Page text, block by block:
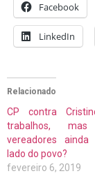
Facebook
LinkedIn
Relacionado
CP contra
trabalhos, mas
vereadores
lado do povo?
fevereiro 6, 2019